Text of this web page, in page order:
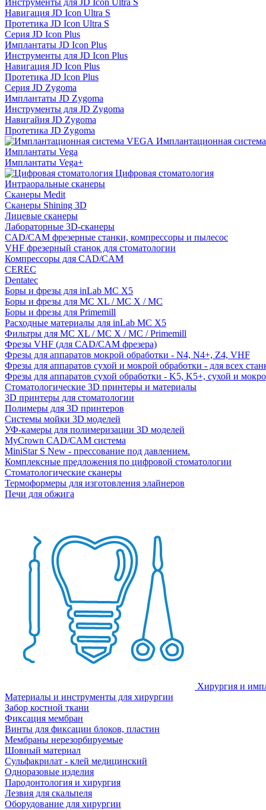
Инструменты для JD Icon Ultra S
Навигация JD Icon Ultra S
Протетика JD Icon Ultra S
Серия JD Icon Plus
Имплантаты JD Icon Plus
Инструменты для JD Icon Plus
Навигация JD Icon Plus
Протетика JD Icon Plus
Серия JD Zygoma
Имплантаты JD Zygoma
Инструменты для JD Zygoma
Навигайия JD Zygoma
Протетика JD Zygoma
Имплантационная
Имплантаты Vega
Имплантаты Vega+
Цифровая стоматология
Интраоральные сканеры
Сканеры Medit
Сканеры Shining 3D
Лицевые сканеры
Лабораторные 3D-сканеры
CAD/CAM фрезерные станки, компрессоры и пылесос
VHF фрезерный станок для стоматологии
Компрессоры для CAD/CAM
CEREC
Dentatec
Боры и фрезы для inLab MC X5
Боры и фрезы для MC XL / MC X / MC
Боры и фрезы для Primemill
Расходные материалы для inLab MC X5
Фильтры для MC XL / MC X / MC / Primemill
Фрезы VHF (для CAD/CAM фрезера)
Фрезы для аппаратов мокрой обработки - N4, N4+, Z4, VHF
Фрезы для аппаратов сухой и мокрой обработки - для всех
Фрезы для аппаратов сухой обработки - K5, K5+, сухой и
Стоматологические 3D принтеры и материалы
3D принтеры для стоматологии
Полимеры для 3D принтеров
Системы мойки 3D моделей
УФ-камеры для полимеризации 3D моделей
MyCrown CAD/CAM система
MiniStar S New - прессование под давлением.
Комплексные предложения по цифровой стоматологии
Стоматологические сканеры
Термоформеры для изготовления элайнеров
Печи для обжига
Хирургия и
Материалы и инструменты для хирургии
Забор костной ткани
Фиксация мембран
Винты для фиксации блоков, пластин
Мембраны нерезорбируемые
Шовный материал
Сульфакрилат - клей медицинский
Одноразовые изделия
Пародонтология и хирургия
Лезвия для скальпеля
Оборудование для хирургии